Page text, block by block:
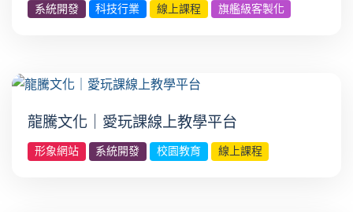
系統開發 科技行業 線上課程 旗艦級客製化
龍騰文化｜愛玩課線上教學平台
形象網站 系統開發 校園教育 線上課程